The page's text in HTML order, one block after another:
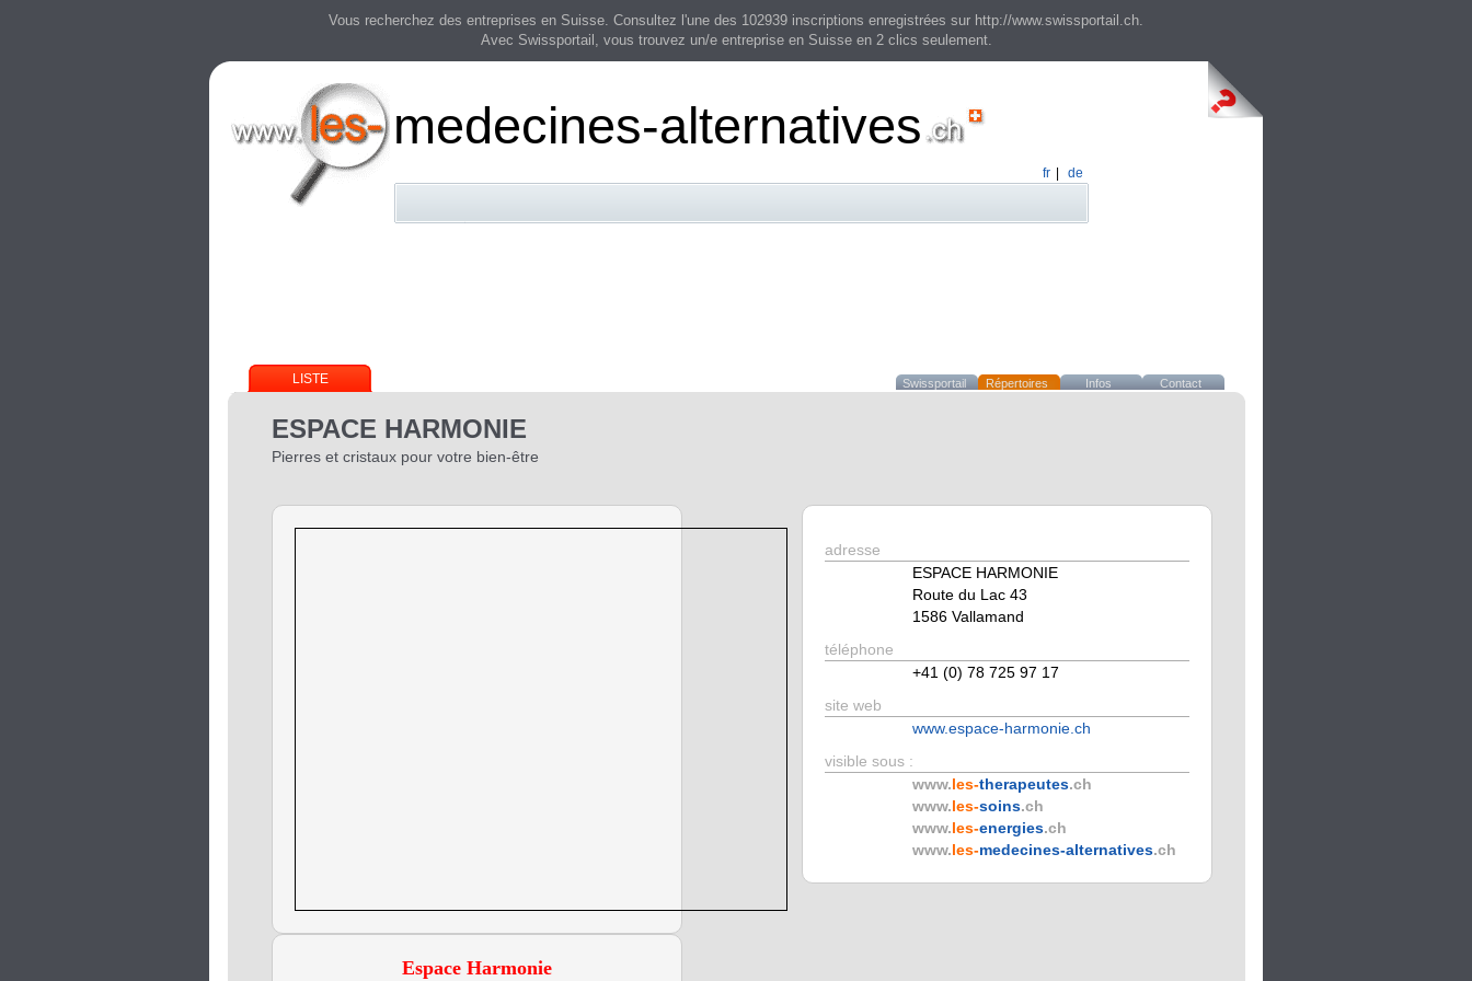
Vous recherchez des entreprises en Suisse. Consultez l'une des 102939 inscriptions enregistrées sur http://www.swissportail.ch.
Avec Swissportail, vous trouvez un/e entreprise en Suisse en 2 clics seulement.
medecines-alternatives
fr de
LISTE Swissportail Répertoires Infos Contact
ESPACE HARMONIE
Pierres et cristaux pour votre bien-être
Espace Harmonie
adresse
ESPACE HARMONIE
Route du Lac 43
1586 Vallamand
téléphone
+41 (0) 78 725 97 17
site web
www.espace-harmonie.ch
visible sous :
www.les-therapeutes.ch
www.les-soins.ch
www.les-energies.ch
www.les-medecines-alternatives.ch